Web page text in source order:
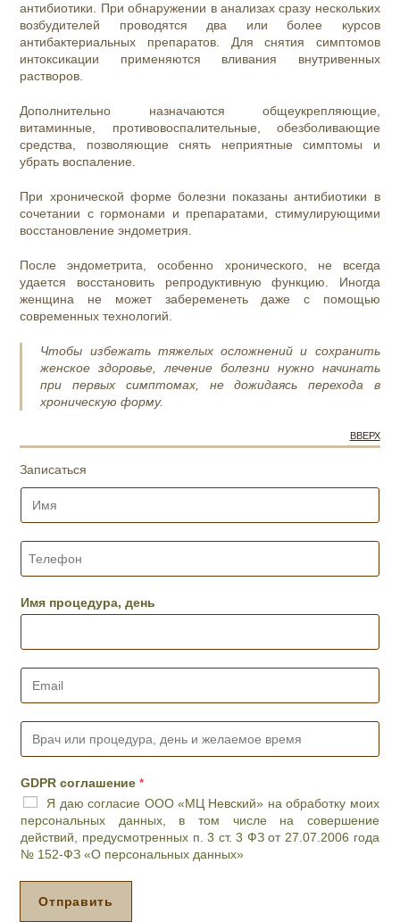
антибиотики. При обнаружении в анализах сразу нескольких
возбудителей проводятся два или более курсов
антибактериальных препаратов. Для снятия симптомов
интоксикации применяются вливания внутривенных
растворов.
Дополнительно назначаются общеукрепляющие,
витаминные, противовоспалительные, обезболивающие
средства, позволяющие снять неприятные симптомы и
убрать воспаление.
При хронической форме болезни показаны антибиотики в
сочетании с гормонами и препаратами, стимулирующими
восстановление эндометрия.
После эндометрита, особенно хронического, не всегда
удается восстановить репродуктивную функцию. Иногда
женщина не может забеременеть даже с помощью
современных технологий.
Чтобы избежать тяжелых осложнений и сохранить
женское здоровье, лечение болезни нужно начинать
при первых симптомах, не дожидаясь перехода в
хроническую форму.
ВВЕРХ
Записаться
И
*
Т
е
ф
н
*
Имя процедура, день
E
i
*
В
ч
и
п
о
GDPR соглашение*
Я даю согласие ООО «МЦ Невский» на обработку моих
персональных данных, в том числе на совершение
действий, предусмотренных п. 3 ст. 3 ФЗ от 27.07.2006 года
№ 152-ФЗ «О персональных данных»
Отправить